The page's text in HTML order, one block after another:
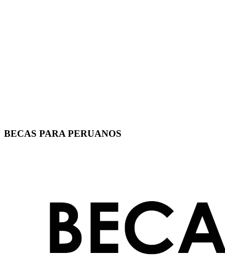
BECAS PARA PERUANOS